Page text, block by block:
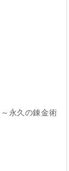
永久の錬金術